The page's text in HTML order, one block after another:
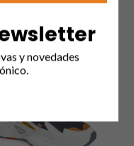
STOCKy novedades